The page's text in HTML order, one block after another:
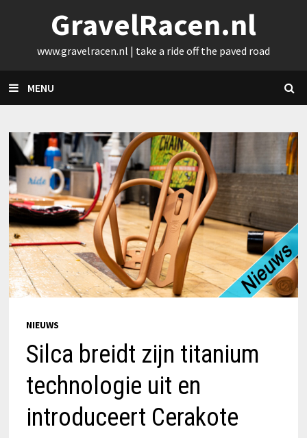
content
GravelRacen.nl
www.gravelracen.nl | take a ride off the paved road
MENU
NIEUWS
Silca breidt zijn titanium
technologie uit en
introduceert Cerakote